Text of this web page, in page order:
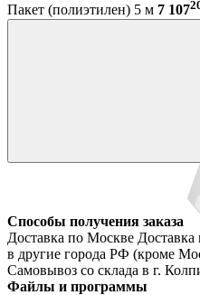
Пакет (полиэтилен) 5 м 7 107
Способы получения заказа
Доставка по Москве
в другие города РФ (кроме
Самовывоз со склада в г.
Файлы и программы